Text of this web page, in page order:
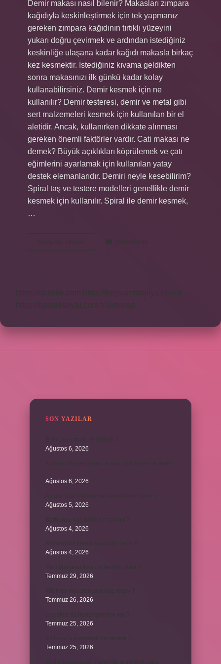
Demir makası nasıl bilenir? Makasları zımpara
kağıdıyla keskinleştirmek için tek yapmanız
gereken zımpara kağıdının tırtıklı yüzeyini
yukarı doğru çevirmek ve ardından istediğiniz
keskinliğe ulaşana kadar kağıdı makasla birkaç
kez kesmektir. İstediğiniz kıvama geldikten
sonra makasınızı ilk günkü kadar kolay
kullanabilirsiniz. Demir kesmek için ne
kullanılır? Demir testeresi, demir ve metal gibi
sert malzemeleri kesmek için kullanılan bir el
aletidir. Ancak, kullanırken dikkate alınması
gereken önemli faktörler vardır. Cati makası ne
demek? Büyük açıklıkları köprülemek ve çatı
eğimlerini ayarlamak için kullanılan yatay
destek elemanlarıdır. Demiri neyle kesebilirim?
Spiral taş ve testere modelleri genellikle demir
kesmek için kullanılır. Spiral ile demir kesmek,
…
Devamını okuyun
Makasi
Yorum Bırak
https://obirsite.com
https://beysanmobilya.com.tr
https://bastdebriyaj.com.tr Sitemap
SON YAZILAR
Ağustos 6, 2026
Ağustos 6, 2026
Ağustos 5, 2026
Ağustos 4, 2026
Ağustos 4, 2026
Temmuz 29, 2026
Temmuz 26, 2026
Temmuz 25, 2026
Temmuz 25, 2026